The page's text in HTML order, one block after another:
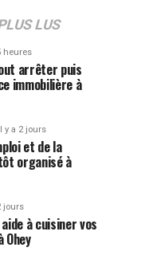
LUS
heures
arrêter puis
immobilière à
Il y a 2 jours
et de la
organisé à
jours
à cuisiner vos